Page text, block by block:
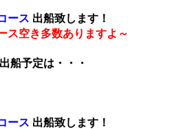
ース 出船致します！
ス空き多数ありますよ～
船予定は・・・
ース 出船致します！